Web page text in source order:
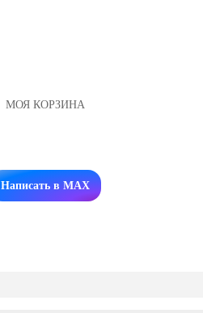
МОЯ КОРЗИНА
Заказать звонок
Написать в MAX